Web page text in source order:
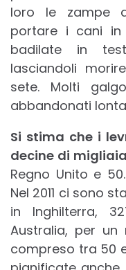
loro le zampe
portare i cani in
badilate in
lasciandoli
sete. Molti
abbandonati
Si stima che i
decine di
Regno Unito e
Nel 2011 ci sono
in Inghilterra,
Australia, per
compreso tra 50